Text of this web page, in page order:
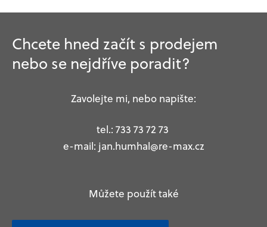
Chcete hned začít s prodejem
nebo se nejdříve poradit?
Zavolejte mi, nebo napište:
tel.: 733 73 72 73
e-mail: jan.humhal@re-max.cz
Můžete použít také